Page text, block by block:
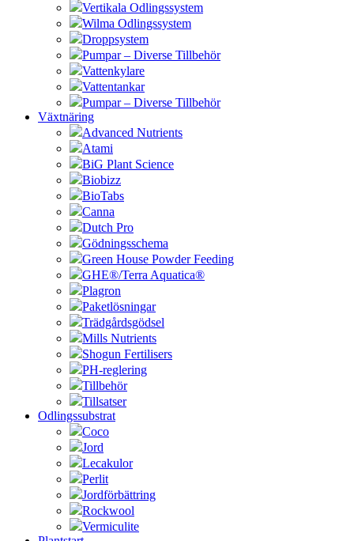
Vertikala Odlingssystem
Wilma Odlingssystem
Droppsystem
Pumpar – Diverse Tillbehör
Vattenkylare
Vattentankar
Pumpar – Diverse Tillbehör
Växtnäring
Advanced Nutrients
Atami
BiG Plant Science
Biobizz
BioTabs
Canna
Dutch Pro
Gödningsschema
Green House Powder Feeding
GHE®/Terra Aquatica®
Plagron
Paketlösningar
Trädgårdsgödsel
Mills Nutrients
Shogun Fertilisers
PH-reglering
Tillbehör
Tillsatser
Odlingssubstrat
Coco
Jord
Lecakulor
Perlit
Jordförbättring
Rockwool
Vermiculite